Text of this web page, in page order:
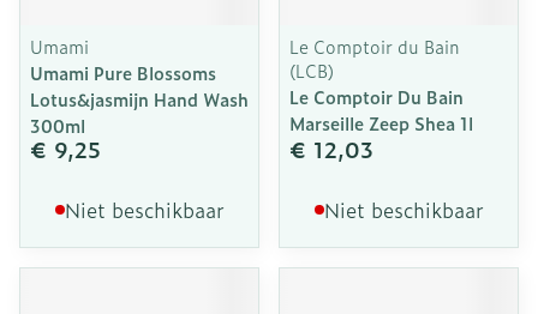
Umami
Umami Pure Blossoms
Lotus&jasmijn Hand Wash
300ml
€ 9,25
Niet beschikbaar
Le Comptoir du Bain
(LCB)
Le Comptoir Du Bain
Marseille Zeep Shea 1l
€ 12,03
Niet beschikbaar